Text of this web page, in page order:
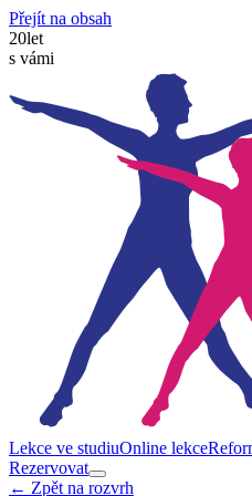
Přejít na obsah
20let
s vámi
Lekce ve studiuOnline lekce
Rezervovat
← Zpět na rozvrh